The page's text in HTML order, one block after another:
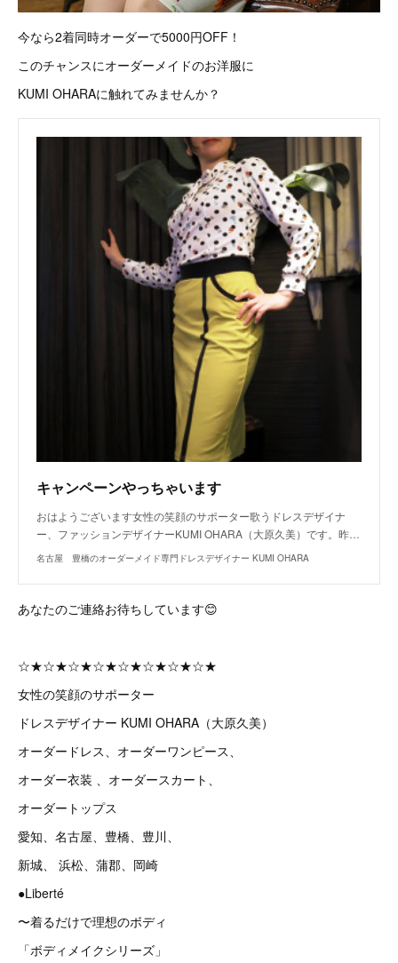
今なら2着同時オーダーで5000円OFF！
このチャンスにオーダーメイドのお洋服に
KUMI OHARAに触れてみませんか？
キャンペーンやっちゃいます
おはようございます女性の笑顔のサポーター歌うドレスデザイナ
ー、ファッションデザイナーKUMI OHARA（大原久美）です。昨…
名古屋 豊橋のオーダーメイド専門ドレスデザイナー KUMI OHARA
あなたのご連絡お待ちしています😊
☆★☆★☆★☆★☆★☆★☆★☆★
女性の笑顔のサポーター
ドレスデザイナー KUMI OHARA（大原久美）
オーダードレス、オーダーワンピース、
オーダー衣装 、オーダースカート、
オーダートップス
愛知、名古屋、豊橋、豊川、
新城、 浜松、蒲郡、岡崎
●Liberté
〜着るだけで理想のボディ
「ボディメイクシリーズ」